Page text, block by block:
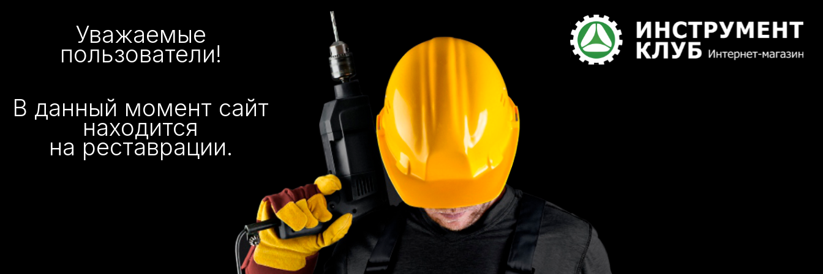
Уважаемые
пользователи!
В данный момент сайт
находится
на реставрации.